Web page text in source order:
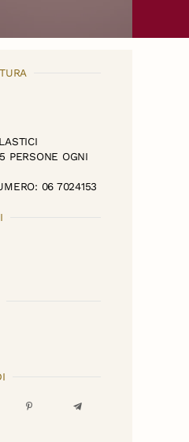
PERSONE OGNI
06 7024153